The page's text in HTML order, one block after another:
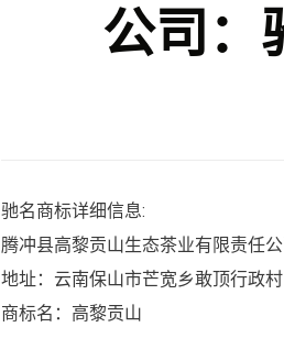
公司：
驰名商标详细信息:
腾冲县高黎贡山生态茶业有限责任公
地址：云南保山市芒宽乡敢顶行政村
商标名：高黎贡山